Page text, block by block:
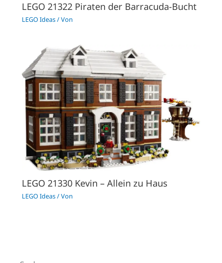
LEGO 21322 Piraten der Barracuda-Bucht
LEGO Ideas/ Von
LEGO 21330 Kevin – Allein zu Haus
LEGO Ideas/ Von